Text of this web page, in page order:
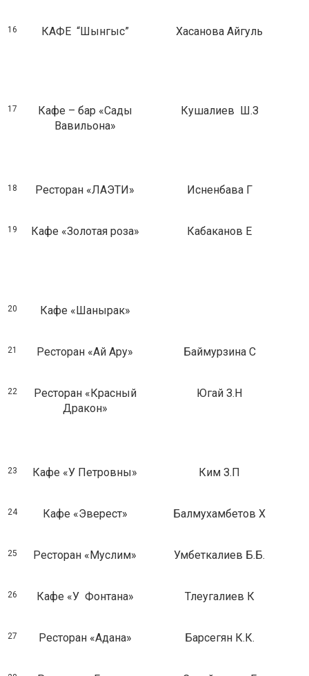
16 КАФЕ “Шынгыс” Хасанова Айгуль
17
Кафе – бар «Сады
Вавильона»
Кушалиев Ш.З
18 Ресторан «ЛАЭТИ» Исненбава Г
19 Кафе «Золотая роза» Кабаканов Е
20 Кафе «Шанырак»
21 Ресторан «Ай Ару» Баймурзина С
22
Ресторан «Красный
Дракон»
Югай З.Н
23 Кафе «У Петровны» Ким З.П
24 Кафе «Эверест» Балмухамбетов Х
25 Ресторан «Муслим» Умбеткалиев Б.Б.
26 Кафе «У Фонтана» Тлеугалиев К
27 Ресторан «Адана» Барсегян К.К.